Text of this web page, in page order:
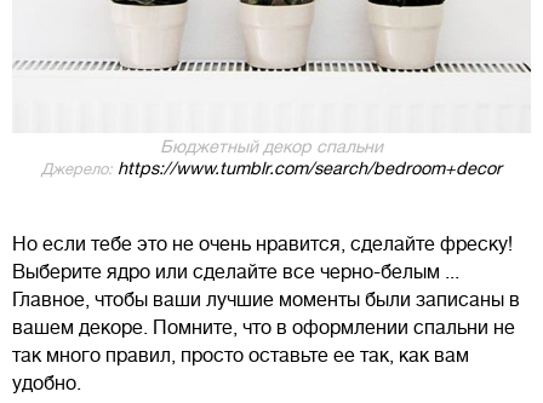
Бюджетный декор спальни
Джерело: https://www.tumblr.com/search/bedroom+decor
Но если тебе это не очень нравится, сделайте фреску!
Выберите ядро ​​или сделайте все черно-белым ...
Главное, чтобы ваши лучшие моменты были записаны в
вашем декоре. Помните, что в оформлении спальни не
так много правил, просто оставьте ее так, как вам
удобно.